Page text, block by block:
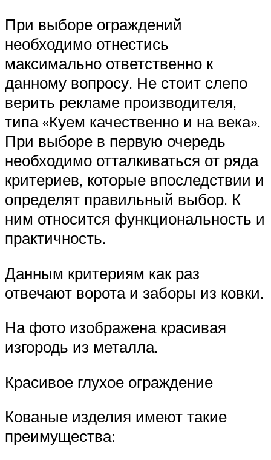
При выборе ограждений
необходимо отнестись
максимально ответственно к
данному вопросу. Не стоит слепо
верить рекламе производителя,
типа «Куем качественно и на века».
При выборе в первую очередь
необходимо отталкиваться от ряда
критериев, которые впоследствии и
определят правильный выбор. К
ним относится функциональность и
практичность.
Данным критериям как раз
отвечают ворота и заборы из ковки.
На фото изображена красивая
изгородь из металла.
Красивое глухое ограждение
Кованые изделия имеют такие
преимущества: